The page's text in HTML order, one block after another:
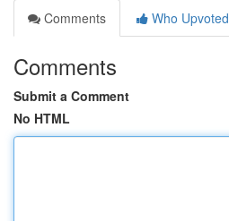
Comments
Who Upvoted
Comments
Submit a Comment
No HTML